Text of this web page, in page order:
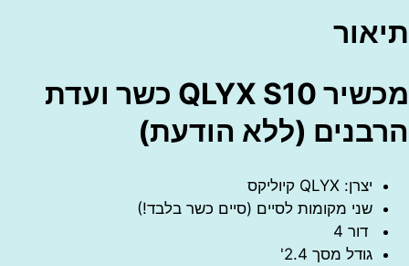
מכשיר QLYX S10 כשר ועדת
(ללא הודעת)
יצרן: QLYX קיוליקס
שני מקומות לסיים (סיים כשר בלבד!)
דור 4
גודל מסך 2.4'